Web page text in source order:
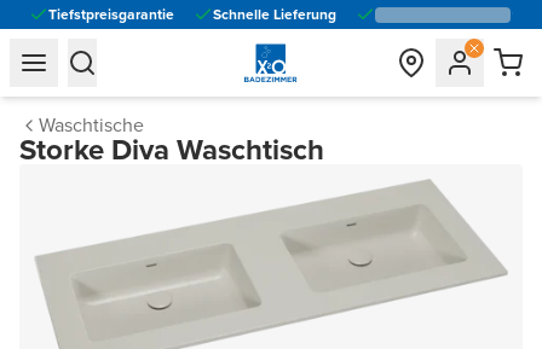
Tiefstpreisgarantie Schnelle Lieferung
general.navigation.toggle_menu.label
general.navigation.toggle_menu.label
Waschtische
Storke Diva Waschtisch